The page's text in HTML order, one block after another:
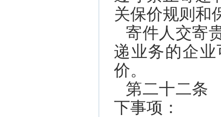
关保价规则和
寄件人交寄
递业务的企
价。
第二十二条
下事项：